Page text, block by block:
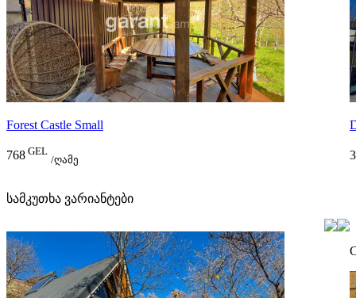
Forest Castle Small
768 GEL
/ღამე
სამკუთხა ვარიანტები